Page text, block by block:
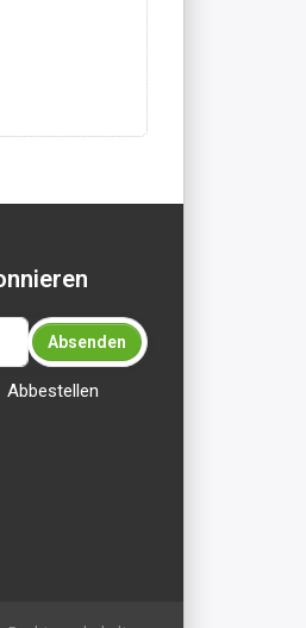
Absenden
Abbestellen